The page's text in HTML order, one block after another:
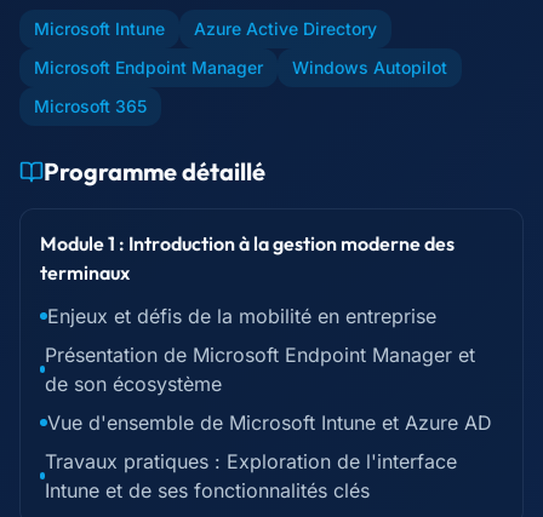
Microsoft Intune
Azure Active Directory
Microsoft Endpoint Manager
Windows Autopilot
Microsoft 365
Programme détaillé
Module 1 : Introduction à la gestion moderne des
terminaux
Enjeux et défis de la mobilité en entreprise
Présentation de Microsoft Endpoint Manager et
de son écosystème
Vue d'ensemble de Microsoft Intune et Azure AD
Travaux pratiques : Exploration de l'interface
Intune et de ses fonctionnalités clés